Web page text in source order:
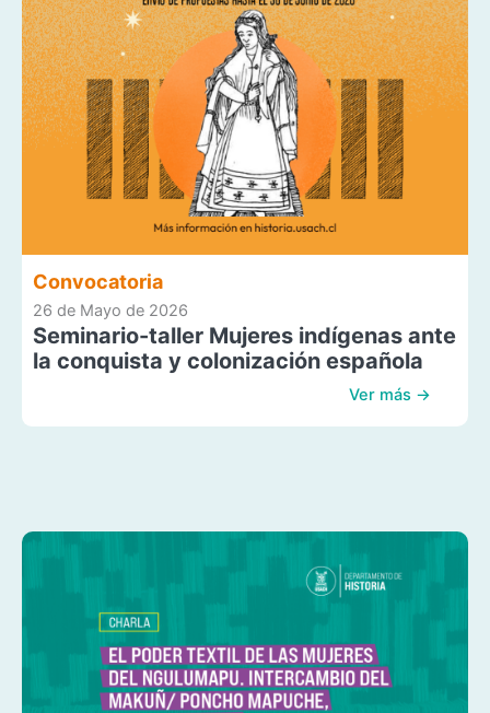
Convocatoria
26 de Mayo de 2026
Seminario-taller Mujeres indígenas ante
la conquista y colonización española
Ver más →